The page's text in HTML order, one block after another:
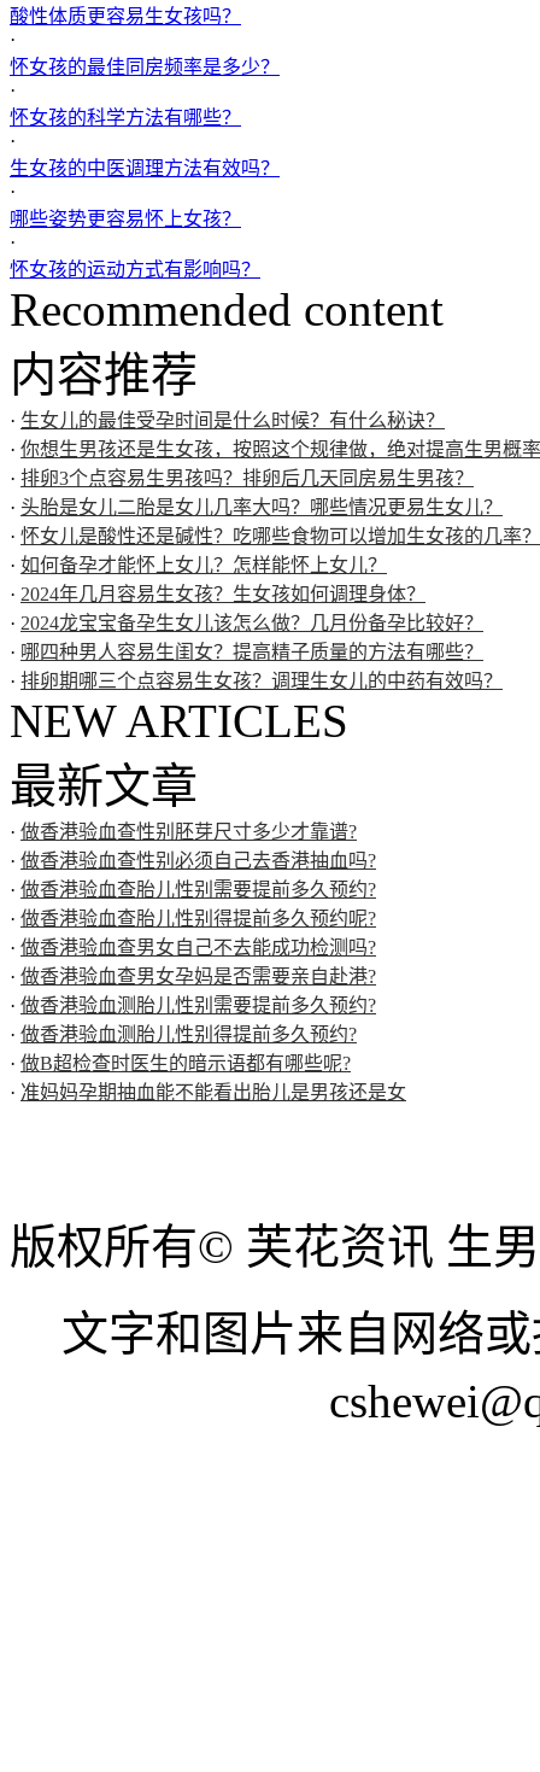
酸性体质更容易生女孩吗？
·
怀女孩的最佳同房频率是多少？
·
怀女孩的科学方法有哪些？
·
生女孩的中医调理方法有效吗？
·
哪些姿势更容易怀上女孩？
·
怀女孩的运动方式有影响吗？
Recommended content
内容推荐
· 生女儿的最佳受孕时间是什么时候？有什么秘诀？
· 你想生男孩还是生女孩，按照这个规律做，绝对提高生男概率
· 排卵3个点容易生男孩吗？排卵后几天同房易生男孩？
· 头胎是女儿二胎是女儿几率大吗？哪些情况更易生女儿？
· 怀女儿是酸性还是碱性？吃哪些食物可以增加生女孩的几率？
· 如何备孕才能怀上女儿？怎样能怀上女儿？
· 2024年几月容易生女孩？生女孩如何调理身体？
· 2024龙宝宝备孕生女儿该怎么做？几月份备孕比较好？
· 哪四种男人容易生闺女？提高精子质量的方法有哪些？
· 排卵期哪三个点容易生女孩？调理生女儿的中药有效吗？
NEW ARTICLES
最新文章
· 做香港验血查性别胚芽尺寸多少才靠谱?
· 做香港验血查性别必须自己去香港抽血吗?
· 做香港验血查胎儿性别需要提前多久预约?
· 做香港验血查胎儿性别得提前多久预约呢?
· 做香港验血查男女自己不去能成功检测吗?
· 做香港验血查男女孕妈是否需要亲自赴港?
· 做香港验血测胎儿性别需要提前多久预约?
· 做香港验血测胎儿性别得提前多久预约?
· 做B超检查时医生的暗示语都有哪些呢?
· 准妈妈孕期抽血能不能看出胎儿是男孩还是女
版权所有© 芙花资讯 生
文字和图片来自网络